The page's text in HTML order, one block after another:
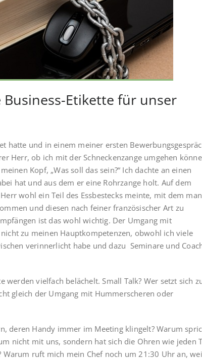
Etikette für unser
hatte und in einem meiner ersten
Herr, ob ich mit der Schneckenzange umgehen
Kopf, „Was soll das sein?“ Ich dachte an einen
hat und aus dem er eine Rohrzange holt. Auf dem
wohl ein Teil des Essbestecks meinte, mit dem man
und diesen nach feiner französischer Art zu
ist das wohl wichtig. Der Umgang mit
zu meinen Hauptkompetenzen, obwohl ich viele
verinnerlicht habe und dazu Seminare und
werden vielfach belächelt. Small Talk? Wer setzt sich
gleich der Umgang mit Hummerscheren oder
deren Handy immer im Meeting klingelt? Warum
nicht mit uns, sondern hat sich die Ohren wie jeden
ruft mich mein Chef noch um 21:30 Uhr an,